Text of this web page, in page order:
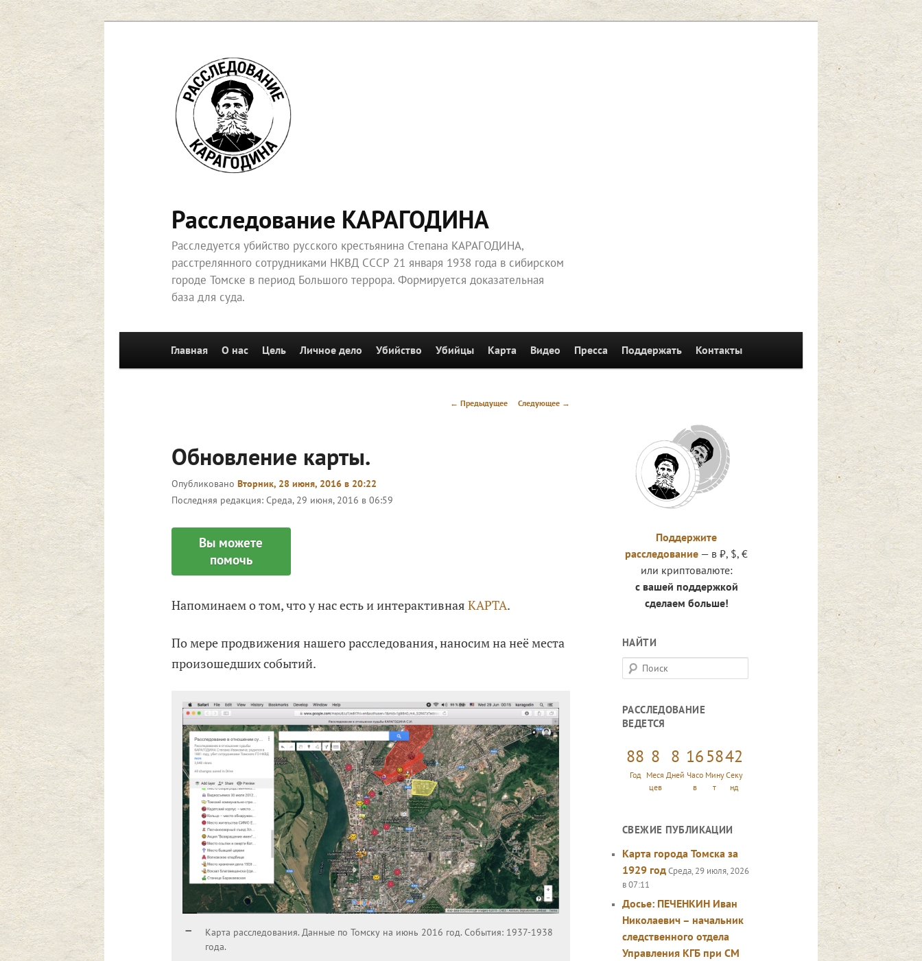
Перейти
к
основному
содержимому
Расследование КАРАГОДИНА
Расследуется убийство русского крестьянина Степана КАРАГОДИНА,
расстрелянного сотрудниками НКВД СССР 21 января 1938 года в сибирском
городе Томске в период Большого террора. Формируется доказательная
база для суда.
Перейти к основному содержимому
Главная О нас Цель Личное дело Убийство Убийцы Карта Видео Пресса Поддержать Контакты
Навигация
← Предыдущее Следующее →
Обновление карты.
Опубликовано Вторник, 28 июня, 2016 в 20:22
Последняя редакция: Среда, 29 июня, 2016 в 06:59
Вы можете
помочь
Напоминаем о том, что у нас есть и интерактивная КАРТА.
По мере продвижения нашего расследования, наносим на неё места
произошедших событий.
Карта расследования. Данные по Томску на июнь 2016 год. События: 1937-1938
года.
Поддержите
расследование — в ₽, $, €
или криптовалюте:
с вашей поддержкой
сделаем больше!
НАЙТИ
П
о
с
к
РАССЛЕДОВАНИЕ
ВЕДЕТСЯ
88
Год
8
Меся
цев
8
Дней
16
Часо
в
58
Мину
т
43
Секу
нд
СВЕЖИЕ ПУБЛИКАЦИИ
Карта города Томска за
1929 годСреда, 29 июля, 2026
в 07:11
Досье: ПЕЧЕНКИН Иван
Николаевич – начальник
следственного отдела
Управления КГБ при СМ